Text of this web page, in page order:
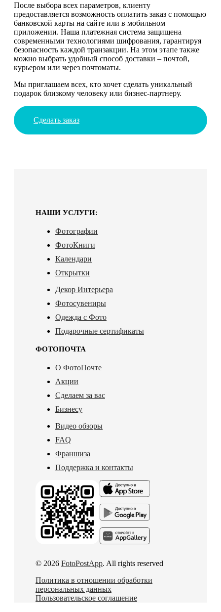
После выбора всех параметров, клиенту
предоставляется возможность оплатить заказ с помощью
банковской карты на сайте или в мобильном
приложении. Наша платежная система защищена
современными технологиями шифрования, гарантируя
безопасность каждой транзакции. На этом этапе также
можно выбрать удобный способ доставки – почтой,
курьером или через почтоматы.
Мы приглашаем всех, кто хочет сделать уникальный
подарок близкому человеку или бизнес-партнеру.
Сделать заказ
НАШИ УСЛУГИ:
Фотографии
ФотоКниги
Календари
Открытки
Декор Интерьера
Фотосувениры
Одежда с Фото
Подарочные сертификаты
ФОТОПОЧТА
О ФотоПочте
Акции
Сделаем за вас
Бизнесу
Видео обзоры
FAQ
Франшиза
Поддержка и контакты
© 2026 FotoPostApp. All rights reserved
Политика в отношении обработки
персональных данных
Пользовательское соглашение